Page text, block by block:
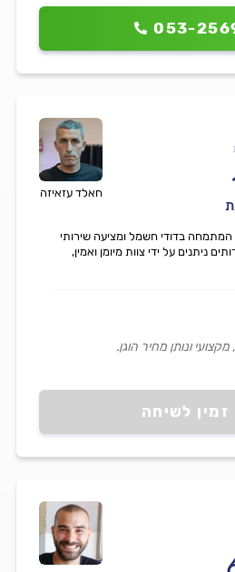
053-
חאלד עזאיזה
זמין לשיחה
המתמחה בדודי חשמל ומציעה שירותי
ניתנים על ידי צוות מיומן ואמין,
ונותן מחיר הוגן.